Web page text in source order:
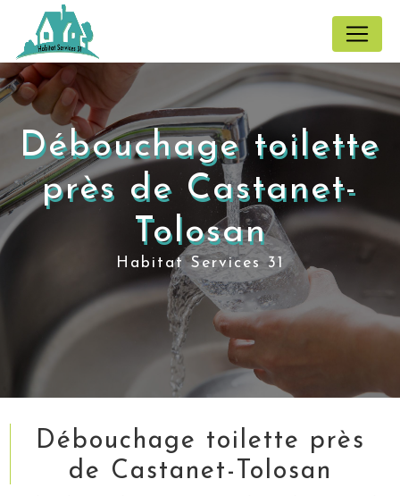
Débouchage toilette
près de Castanet-
Tolosan
Habitat Services 31
Débouchage toilette près
de Castanet-Tolosan
Panneau de gestion des cookies